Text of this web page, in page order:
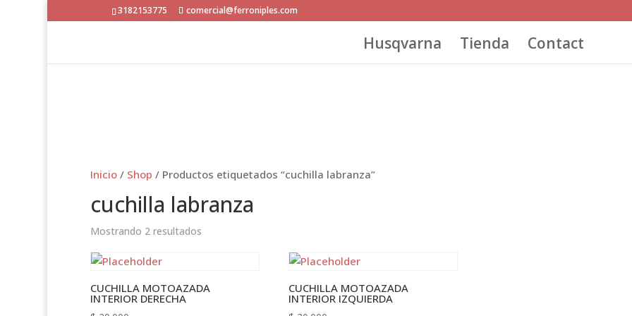
3182153775 comercial@ferroniples.com
Husqvarna Tienda Contact
Inicio/ Shop / Productos etiquetados “cuchilla labranza”
cuchilla labranza
Mostrando 2 resultados
CUCHILLA MOTOAZADA
INTERIOR DERECHA
CUCHILLA MOTOAZADA
INTERIOR IZQUIERDA